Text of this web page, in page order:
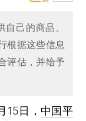
己的商品、
根据这些信息
评估，并给予
15日， 中国平